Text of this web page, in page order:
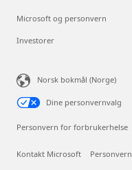
Microsoft og personvern
Investorer
Norsk bokmål (Norge)
Dine personvernvalg
Personvern for forbrukerhelse
Kontakt Microsoft Personvern